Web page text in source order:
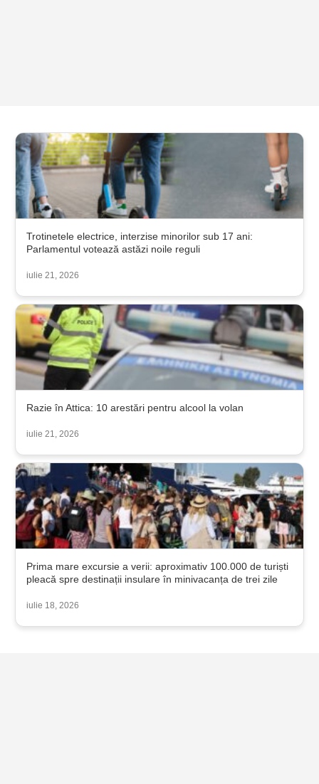
Trotinetele electrice, interzise minorilor sub 17 ani:
Parlamentul votează astăzi noile reguli
iulie 21, 2026
Razie în Attica: 10 arestări pentru alcool la volan
iulie 21, 2026
Prima mare excursie a verii: aproximativ 100.000 de turiști
pleacă spre destinații insulare în minivacanța de trei zile
iulie 18, 2026